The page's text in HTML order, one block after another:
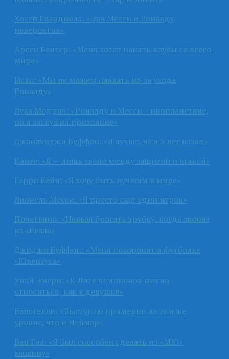
Хосеп Гвардиола: «Эра Месси и Роналду
невероятна»
Арсен Венгер: «Меня хотят нанять клубы со всего
мира»
Иско: «Мы не можем плакать из-за ухода
Роналду»
Лука Модрич: «Роналду и Месси – инопланетяне,
но я заслужил признание»
Джанлуиджи Буффон: «Я лучше, чем 5 лет назад»
Канте: «Я — лишь звено между защитой и атакой»
Гарри Кейн: «Я хочу быть лучшим в мире»
Лионель Месси: «Я просто ещё один игрок»
Почеттино: «Нельзя бросать трубку, когда звонят
из «Реала»
Джиджи Буффон: «Меня похоронят в футболке
«Ювентуса»
Унай Эмери: «К Лиге чемпионов нужно
относиться, как к девушке»
Балотелли: «Выступаю примерно на том же
уровне, что и Неймар»
Ван Гал: «Я был способен сделать из «МЮ»
машину»